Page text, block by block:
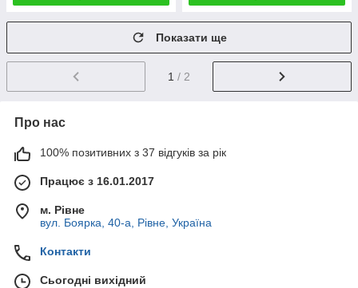
Показати ще
1 / 2
Про нас
100% позитивних з 37 відгуків за рік
Працює з 16.01.2017
м. Рівне
вул. Боярка, 40-а, Рівне, Україна
Контакти
Сьогодні вихідний